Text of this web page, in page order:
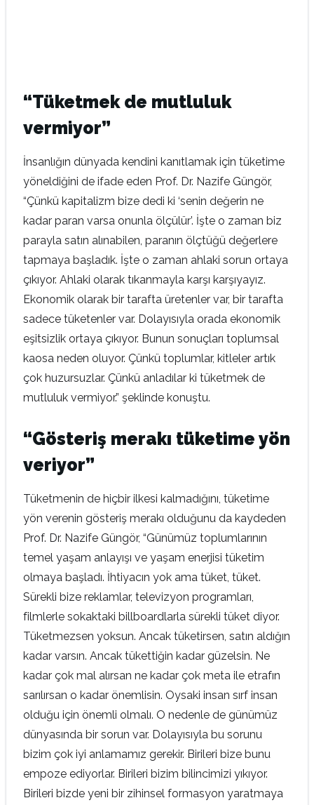
“Tüketmek de mutluluk
vermiyor”
İnsanlığın dünyada kendini kanıtlamak için tüketime
yöneldiğini de ifade eden Prof. Dr. Nazife Güngör,
“Çünkü kapitalizm bize dedi ki ‘senin değerin ne
kadar paran varsa onunla ölçülür’. İşte o zaman biz
parayla satın alınabilen, paranın ölçtüğü değerlere
tapmaya başladık. İşte o zaman ahlaki sorun ortaya
çıkıyor. Ahlaki olarak tıkanmayla karşı karşıyayız.
Ekonomik olarak bir tarafta üretenler var, bir tarafta
sadece tüketenler var. Dolayısıyla orada ekonomik
eşitsizlik ortaya çıkıyor. Bunun sonuçları toplumsal
kaosa neden oluyor. Çünkü toplumlar, kitleler artık
çok huzursuzlar. Çünkü anladılar ki tüketmek de
mutluluk vermiyor.” şeklinde konuştu.
“Gösteriş merakı tüketime yön
veriyor”
Tüketmenin de hiçbir ilkesi kalmadığını, tüketime
yön verenin gösteriş merakı olduğunu da kaydeden
Prof. Dr. Nazife Güngör, “Günümüz toplumlarının
temel yaşam anlayışı ve yaşam enerjisi tüketim
olmaya başladı. İhtiyacın yok ama tüket, tüket.
Sürekli bize reklamlar, televizyon programları,
filmlerle sokaktaki billboardlarla sürekli tüket diyor.
Tüketmezsen yoksun. Ancak tüketirsen, satın aldığın
kadar varsın. Ancak tükettiğin kadar güzelsin. Ne
kadar çok mal alırsan ne kadar çok meta ile etrafın
sarılırsan o kadar önemlisin. Oysaki insan sırf insan
olduğu için önemli olmalı. O nedenle de günümüz
dünyasında bir sorun var. Dolayısıyla bu sorunu
bizim çok iyi anlamamız gerekir. Birileri bize bunu
empoze ediyorlar. Birileri bizim bilincimizi yıkıyor.
Birileri bizde yeni bir zihinsel formasyon yaratmaya